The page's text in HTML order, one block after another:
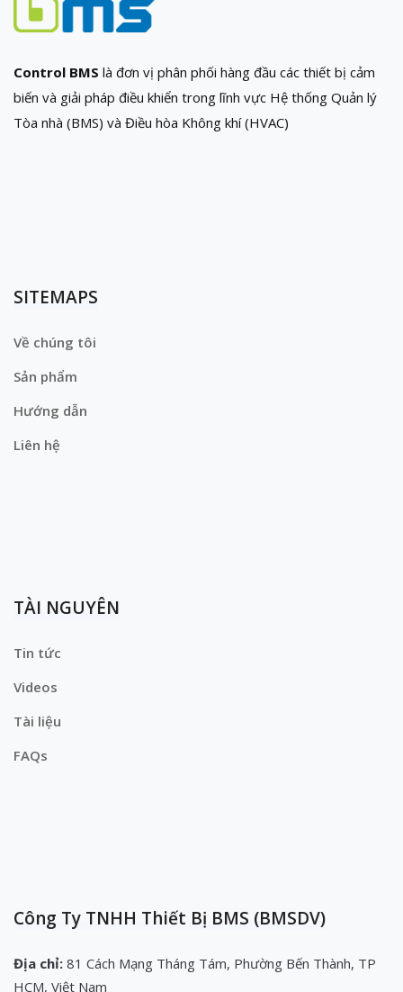
Control BMS là đơn vị phân phối hàng đầu các thiết bị cảm
biến và giải pháp điều khiển trong lĩnh vực Hệ thống Quản lý
Tòa nhà (BMS) và Điều hòa Không khí (HVAC)
SITEMAPS
Về chúng tôi
Sản phẩm
Hướng dẫn
Liên hệ
TÀI NGUYÊN
Tin tức
Videos
Tài liệu
FAQs
Công Ty TNHH Thiết Bị BMS (BMSDV)
Địa chỉ: 81 Cách Mạng Tháng Tám, Phường Bến Thành, TP
HCM, Việt Nam